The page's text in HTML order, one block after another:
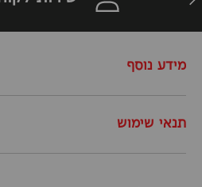
מידע נוסף
תנאי שימוש